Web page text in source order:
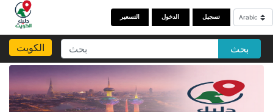
التسعير الدخول تسجيل
الكويت بحث